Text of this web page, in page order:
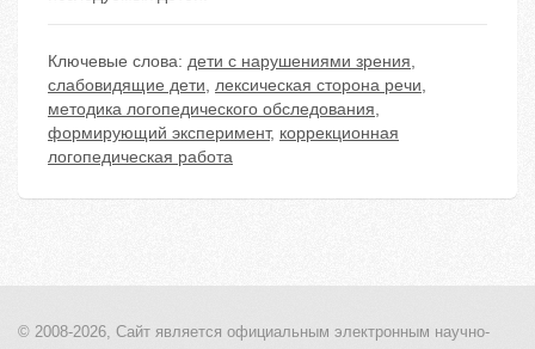
Ключевые слова: дети с нарушениями зрения,
слабовидящие дети, лексическая сторона речи,
методика логопедического обследования,
формирующий эксперимент, коррекционная
логопедическая работа
© 2008-2026, Сайт является официальным электронным научно-